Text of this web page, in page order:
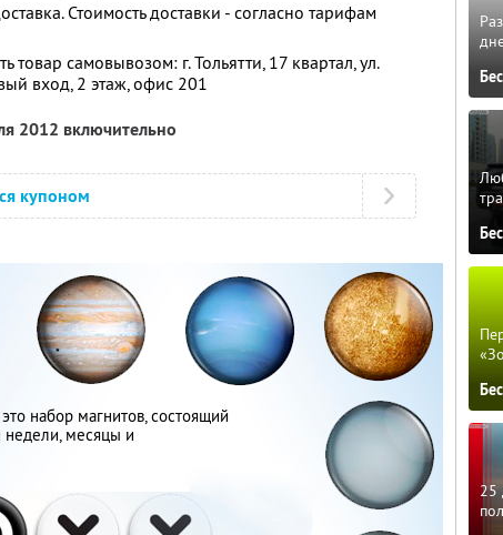
Стоимость доставки - согласно тарифам
товар самовывозом: г. Тольятти, 17 квартал, ул.
вход, 2 этаж, офис 201
2012 включительно
купоном
набор магнитов, состоящий
недели, месяцы и
25